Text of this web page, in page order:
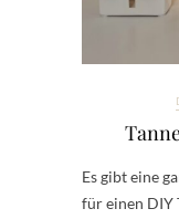
Es gibt eine
für einen DIY